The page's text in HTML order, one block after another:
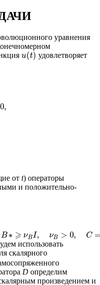
уравнения
u(t) удовлетворяет
0,
от t) операторы
и положительно-
B∗ ⩾ νBI, νB > 0, C
использовать
скалярного
D определим
произведением и